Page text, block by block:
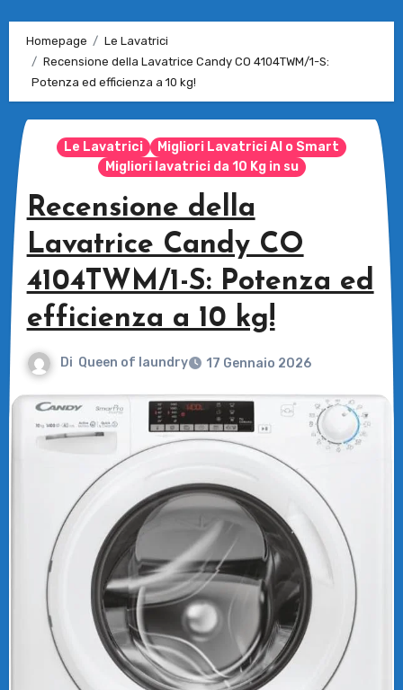
Homepage
Le Lavatrici
Recensione della Lavatrice Candy CO 4104TWM/1-S:
Potenza ed efficienza a 10 kg!
Le Lavatrici
Migliori Lavatrici AI o Smart
Migliori lavatrici da 10 Kg in su
Recensione della
Lavatrice Candy CO
4104TWM/1-S: Potenza ed
efficienza a 10 kg!
Di Queen of laundry 17 Gennaio 2026